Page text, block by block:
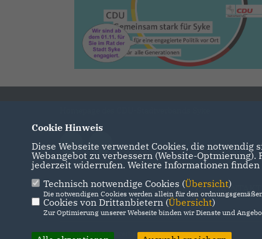
IMPRESSUM DATENSCHUTZ KONTAKT
@2026 CDU-Stadtverband Syke
Cookie Hinweis
Diese Webseite verwendet Cookies, die
Webangebot zu verbessern (Website-
jederzeit widerrufen. Weitere Informationen
Technisch notwendige Cookies (Übersicht)
Die notwendigen Cookies werden allein für den
Cookies von Drittanbietern (Übersicht)
Zur Optimierung unserer Webseite binden wir Dienste und